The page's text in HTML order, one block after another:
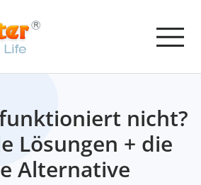
nicht?
Lösungen + die
Alternative